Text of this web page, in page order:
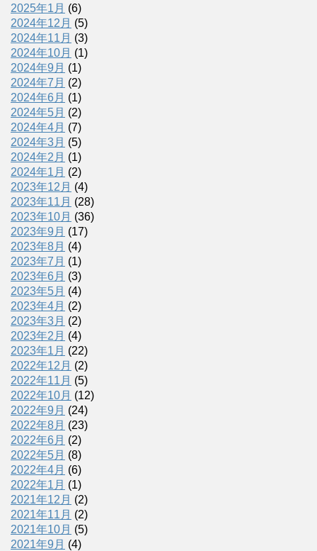
2025年1月 (6)
2024年12月 (5)
2024年11月 (3)
2024年10月 (1)
2024年9月 (1)
2024年7月 (2)
2024年6月 (1)
2024年5月 (2)
2024年4月 (7)
2024年3月 (5)
2024年2月 (1)
2024年1月 (2)
2023年12月 (4)
2023年11月 (28)
2023年10月 (36)
2023年9月 (17)
2023年8月 (4)
2023年7月 (1)
2023年6月 (3)
2023年5月 (4)
2023年4月 (2)
2023年3月 (2)
2023年2月 (4)
2023年1月 (22)
2022年12月 (2)
2022年11月 (5)
2022年10月 (12)
2022年9月 (24)
2022年8月 (23)
2022年6月 (2)
2022年5月 (8)
2022年4月 (6)
2022年1月 (1)
2021年12月 (2)
2021年11月 (2)
2021年10月 (5)
2021年9月 (4)